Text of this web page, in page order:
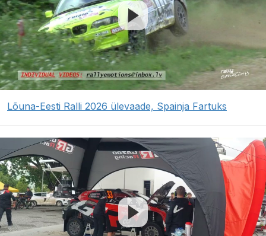
Lõuna-Eesti Ralli 2026 ülevaade, Spainja Fartuks